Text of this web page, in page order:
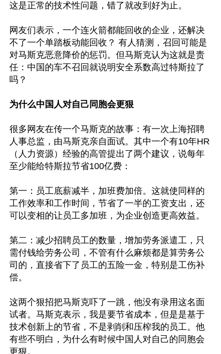
这是正常的技术性问题，错了就改到好为止。
网友们表示，一个连火箭都能回收的企业，还解决
不了一个单踏板动能回收？ 有人猜测，召回可能是
对马斯克恶意降价的惩罚。但马斯克认为这就是责
任：中国的车不召回就说明安全系数高过特斯拉了
吗？
为什么中国人对自己同胞会更狠
很多网友在传一个马斯克的故事：有一次上海招聘
人事总监，由马斯克亲自面试。其中一个有10年HR
（人力资源）经验的高管提出了两个建议，说每年
至少能给特斯拉节省100亿费：
第一：员工底薪减半，加班费加倍。这就使同样的
工作效率和工作时间，节省了一半的工资支出，还
可以变相的让员工多加班，为企业创造更高效益。
第二：减少招聘员工的数量，增加劳务派遣工，只
需付钱给劳务公司，不管有什么麻烦都是算劳务公
司的，直接省下了员工的五险一金，特别是工伤补
偿。
这两个狠招把马斯克吓了一跳，他没有录用这名面
试者。马斯克表示，我是要节省成本，但是是基于
技术创新上的节省，不是剥削和压榨我的员工。他
有些不明白，为什么有时候中国人对自己的同胞会
更狠。